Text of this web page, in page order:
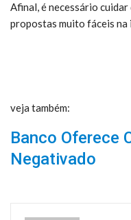
Afinal, é necessário cuidar
propostas muito fáceis
veja também:
Banco Oferece
Negativado